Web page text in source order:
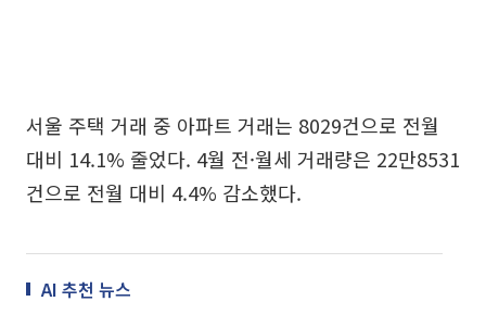
서울 주택 거래 중 아파트 거래는 8029건으로 전월
대비 14.1% 줄었다. 4월 전·월세 거래량은 22만8531
건으로 전월 대비 4.4% 감소했다.
AI 추천 뉴스